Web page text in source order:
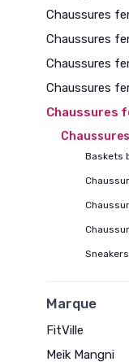
Chaussures
Chaussures
Chaussures
Chaussures
Chaussures
Baskets
Marque
FitVille
Meik Mangni